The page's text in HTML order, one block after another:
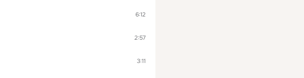
6:12
2:57
3:11